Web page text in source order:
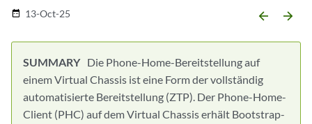
date_range 13-Oct-25 arrow_backward arrow_forward
Die Phone-Home-Bereitstellung auf
einem Virtual Chassis ist eine Form der vollständig
automatisierte Bereitstellung (ZTP). Der Phone-Home-
Client (PHC) auf dem Virtual Chassis erhält Bootstrap-